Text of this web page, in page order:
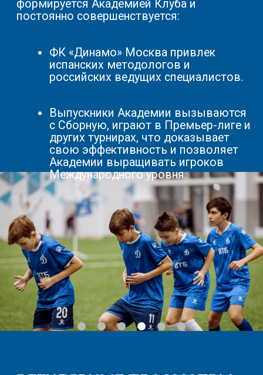
Тренерским составом школы на
ежедневной основе ведется оценка
результаты - заявляются на
просмотр в Академию им. Л.И. Яшина
ФК "Динамо" Москва
СОБСТВЕННЫЕ КРЫТЫЕ
ФУТБОЛЬНЫЕ БАЗЫ
ЕВРОПЕЙСКОГО УРОВНЯ
НА
БАЗЕ
европейский газон последнего
поколения
комфортабельные раздевалки
с душевыми
профессиональное футбольное
Сезонные сборы
каникулярное
отвлекает
процесса.
Программа сборов -